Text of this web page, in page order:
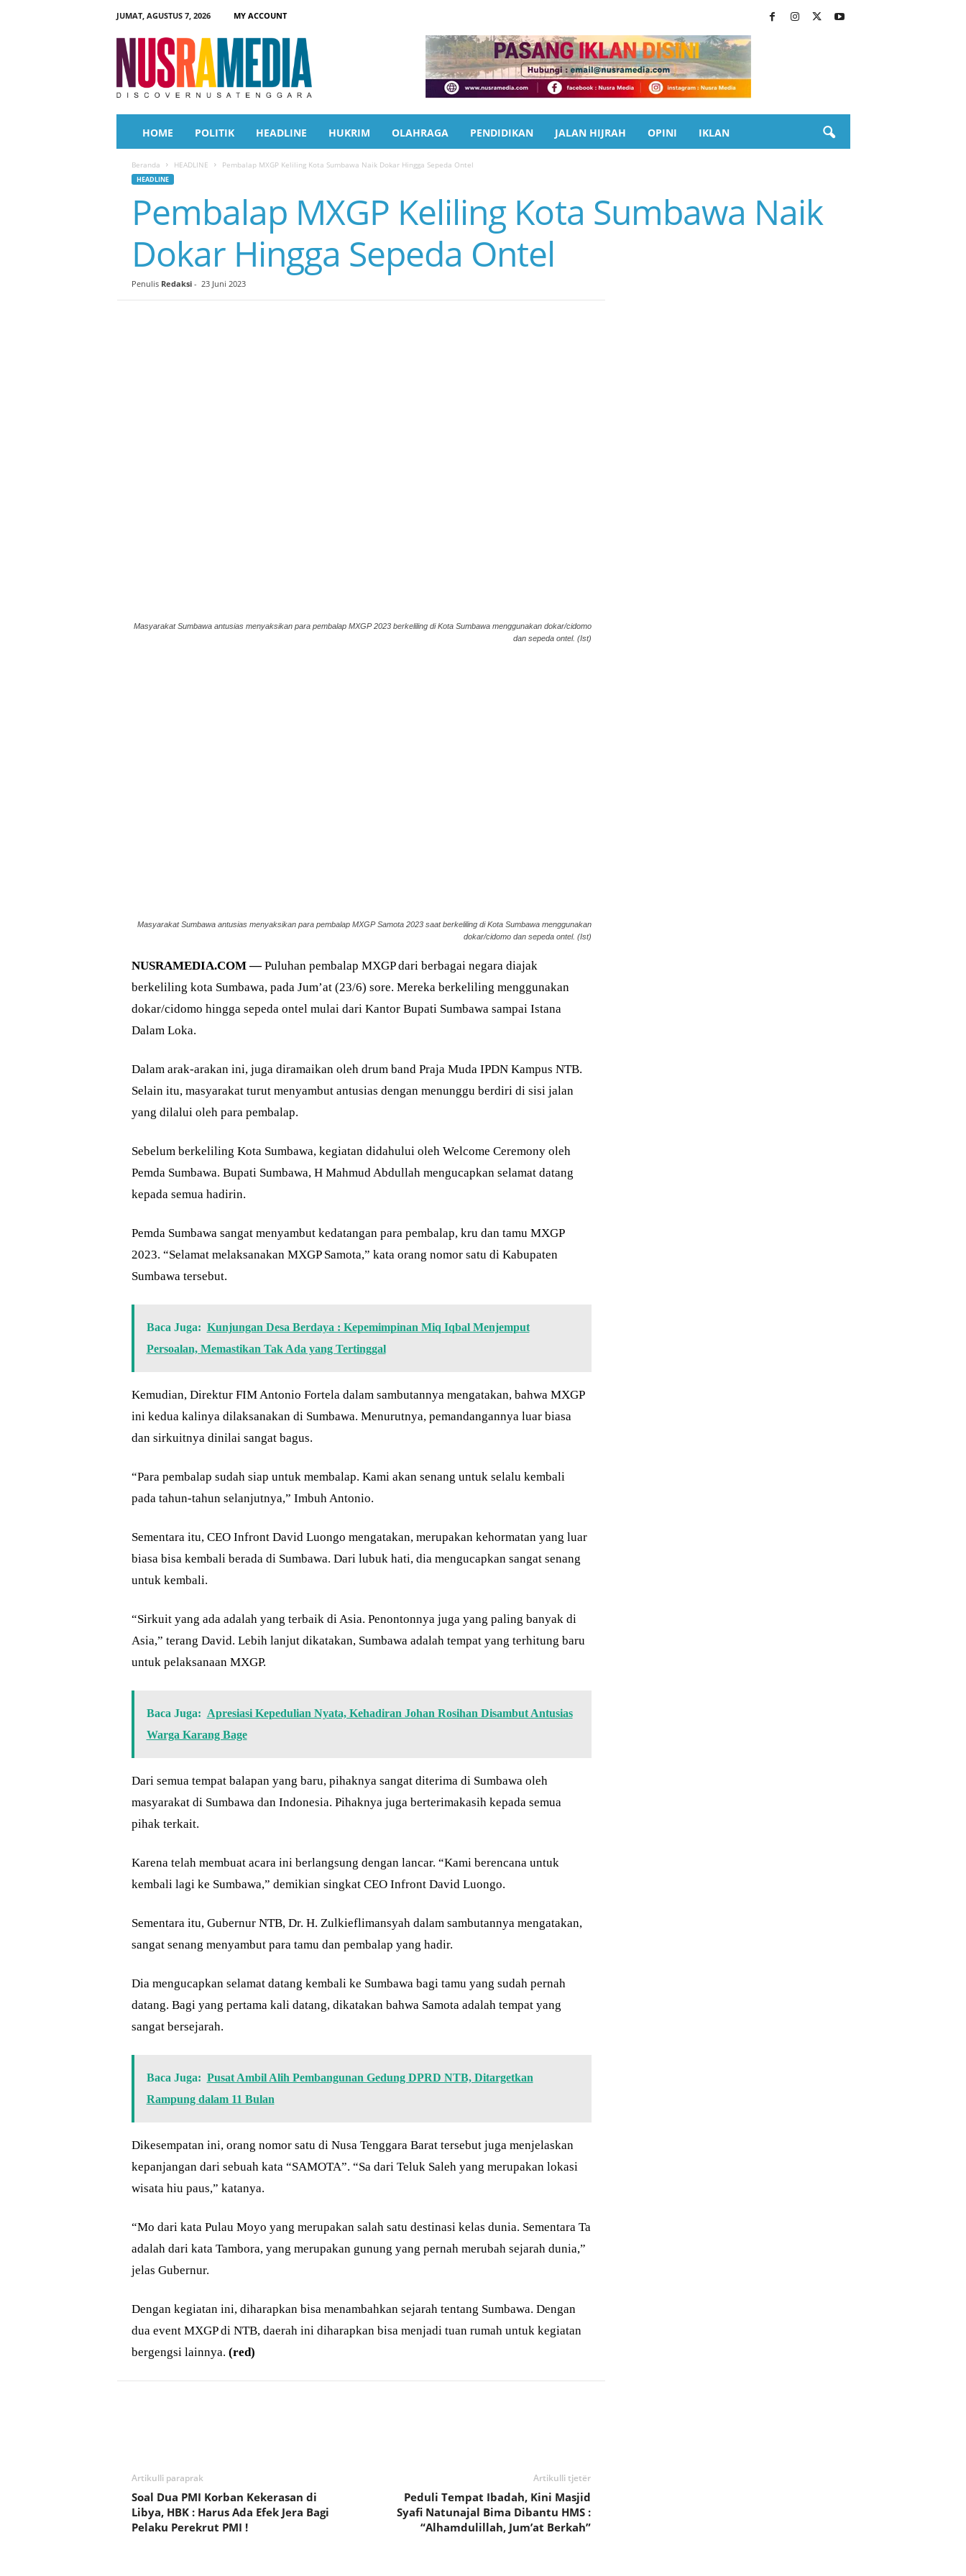
JUMAT, AGUSTUS 7, 2026
MY ACCOUNT
a
HOME POLITIK HEADLINE HUKRIM OLAHRAGA PENDIDIKAN JALAN HIJRAH OPINI IKLAN
Beranda HEADLINE Pembalap MXGP Keliling Kota Sumbawa Naik Dokar Hingga Sepeda Ontel
HEADLINE
Pembalap MXGP Keliling Kota Sumbawa Naik
Dokar Hingga Sepeda Ontel
Penulis Redaksi- 23 Juni 2023
Masyarakat Sumbawa antusias menyaksikan para pembalap MXGP 2023 berkeliling di Kota Sumbawa menggunakan dokar/cidomo
dan sepeda ontel. (Ist)
Masyarakat Sumbawa antusias menyaksikan para pembalap MXGP Samota 2023 saat berkeliling di Kota Sumbawa menggunakan
dokar/cidomo dan sepeda ontel. (Ist)
NUSRAMEDIA.COM —Puluhan pembalap MXGP dari berbagai negara diajak
berkeliling kota Sumbawa, pada Jum’at (23/6) sore. Mereka berkeliling menggunakan
dokar/cidomo hingga sepeda ontel mulai dari Kantor Bupati Sumbawa sampai Istana
Dalam Loka.
Dalam arak-arakan ini, juga diramaikan oleh drum band Praja Muda IPDN Kampus NTB.
Selain itu, masyarakat turut menyambut antusias dengan menunggu berdiri di sisi jalan
yang dilalui oleh para pembalap.
Sebelum berkeliling Kota Sumbawa, kegiatan didahului oleh Welcome Ceremony oleh
Pemda Sumbawa. Bupati Sumbawa, H Mahmud Abdullah mengucapkan selamat datang
kepada semua hadirin.
Pemda Sumbawa sangat menyambut kedatangan para pembalap, kru dan tamu MXGP
2023. “Selamat melaksanakan MXGP Samota,” kata orang nomor satu di Kabupaten
Sumbawa tersebut.
Baca Juga: Kunjungan Desa Berdaya : Kepemimpinan Miq Iqbal Menjemput
Persoalan, Memastikan Tak Ada yang Tertinggal
Kemudian, Direktur FIM Antonio Fortela dalam sambutannya mengatakan, bahwa MXGP
ini kedua kalinya dilaksanakan di Sumbawa. Menurutnya, pemandangannya luar biasa
dan sirkuitnya dinilai sangat bagus.
“Para pembalap sudah siap untuk membalap. Kami akan senang untuk selalu kembali
pada tahun-tahun selanjutnya,” Imbuh Antonio.
Sementara itu, CEO Infront David Luongo mengatakan, merupakan kehormatan yang luar
biasa bisa kembali berada di Sumbawa. Dari lubuk hati, dia mengucapkan sangat senang
untuk kembali.
“Sirkuit yang ada adalah yang terbaik di Asia. Penontonnya juga yang paling banyak di
Asia,” terang David. Lebih lanjut dikatakan, Sumbawa adalah tempat yang terhitung baru
untuk pelaksanaan MXGP.
Baca Juga: Apresiasi Kepedulian Nyata, Kehadiran Johan Rosihan Disambut Antusias
Warga Karang Bage
Dari semua tempat balapan yang baru, pihaknya sangat diterima di Sumbawa oleh
masyarakat di Sumbawa dan Indonesia. Pihaknya juga berterimakasih kepada semua
pihak terkait.
Karena telah membuat acara ini berlangsung dengan lancar. “Kami berencana untuk
kembali lagi ke Sumbawa,” demikian singkat CEO Infront David Luongo.
Sementara itu, Gubernur NTB, Dr. H. Zulkieflimansyah dalam sambutannya mengatakan,
sangat senang menyambut para tamu dan pembalap yang hadir.
Dia mengucapkan selamat datang kembali ke Sumbawa bagi tamu yang sudah pernah
datang. Bagi yang pertama kali datang, dikatakan bahwa Samota adalah tempat yang
sangat bersejarah.
Baca Juga: Pusat Ambil Alih Pembangunan Gedung DPRD NTB, Ditargetkan
Rampung dalam 11 Bulan
Dikesempatan ini, orang nomor satu di Nusa Tenggara Barat tersebut juga menjelaskan
kepanjangan dari sebuah kata “SAMOTA”. “Sa dari Teluk Saleh yang merupakan lokasi
wisata hiu paus,” katanya.
“Mo dari kata Pulau Moyo yang merupakan salah satu destinasi kelas dunia. Sementara Ta
adalah dari kata Tambora, yang merupakan gunung yang pernah merubah sejarah dunia,”
jelas Gubernur.
Dengan kegiatan ini, diharapkan bisa menambahkan sejarah tentang Sumbawa. Dengan
dua event MXGP di NTB, daerah ini diharapkan bisa menjadi tuan rumah untuk kegiatan
bergengsi lainnya. (red)
Artikulli paraprak
Soal Dua PMI Korban Kekerasan di
Libya, HBK : Harus Ada Efek Jera Bagi
Pelaku Perekrut PMI !
Artikulli tjetër
Peduli Tempat Ibadah, Kini Masjid
Syafi Natunajal Bima Dibantu HMS :
“Alhamdulillah, Jum’at Berkah”